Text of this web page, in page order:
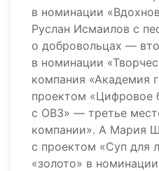
в номинации
Руслан Исмаилов с
о добровольцах —
в номинации
компания «Академия
проектом «Цифровое
с ОВЗ» — третье
компании». А Мария
с проектом «Суп для
«золото» в